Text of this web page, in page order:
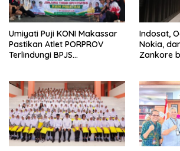
Umiyati Puji KONI Makassar
Pastikan Atlet PORPROV
Terlindungi BPJS
Indosat,
Nokia,
Zankore